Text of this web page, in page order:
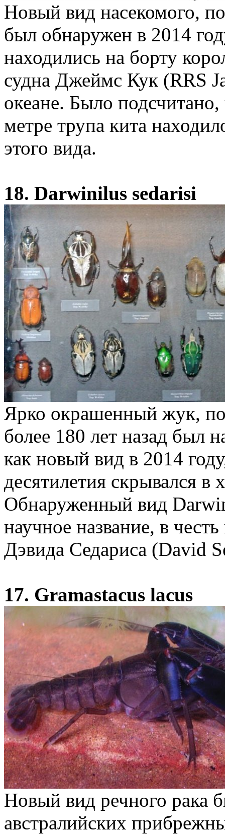
Новый вид насекомого,
был обнаружен в 2014
находились на борту
судна Джеймс Кук (RRS
океане. Было
метре трупа кита
этого вида.
18. Darwinilus sedarisi
Ярко окрашенный жук,
более 180 лет назад был
как новый вид в 2014
десятилетия скрывался в
Обнаруженный вид
научное название, в
Дэвида Седариса (David
17. Gramastacus lacus
Новый вид речного рака
австралийских